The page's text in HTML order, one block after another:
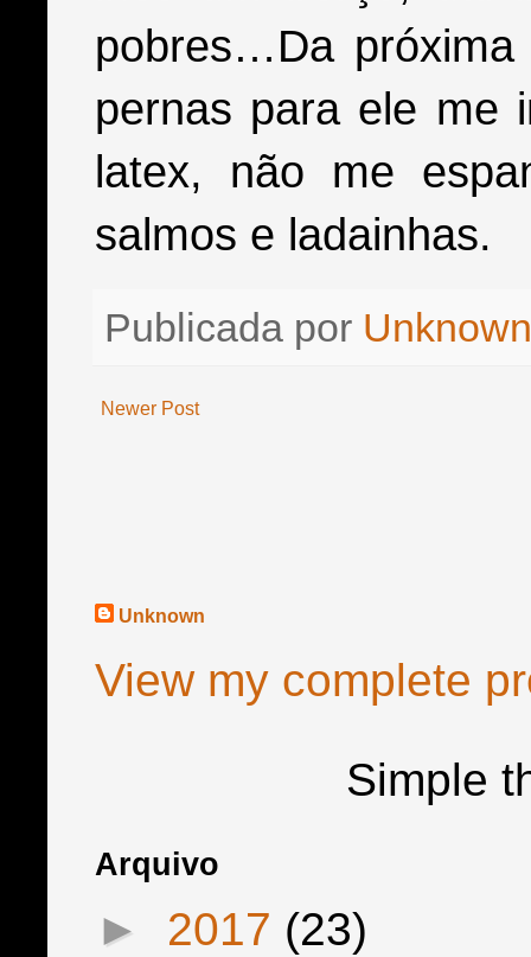
pobres…Da
pernas para ele me
latex, não me
salmos e ladainhas.
Publicada por Unknown
Newer Post
Unknown
View my complete
Simple
Arquivo
► 2017 (23)